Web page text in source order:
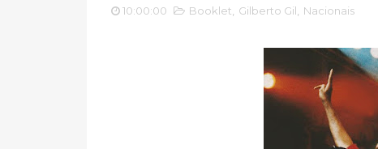
10:00:00 Booklet Gilberto Gil Nacionais